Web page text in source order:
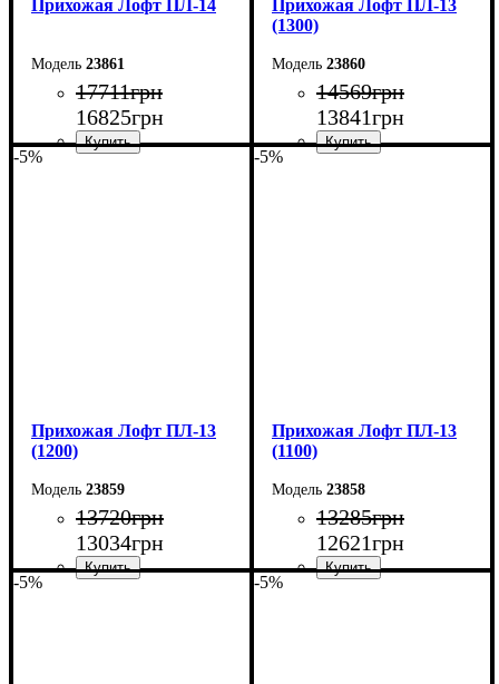
Прихожая Лофт ПЛ-14
23861
17711грн
16825грн
Прихожая Лофт ПЛ-13
(1300)
23860
14569грн
13841грн
-5%
Прихожая Лофт ПЛ-13
(1200)
23859
13720грн
13034грн
-5%
Прихожая Лофт ПЛ-13
(1100)
23858
13285грн
12621грн
-5% -5%